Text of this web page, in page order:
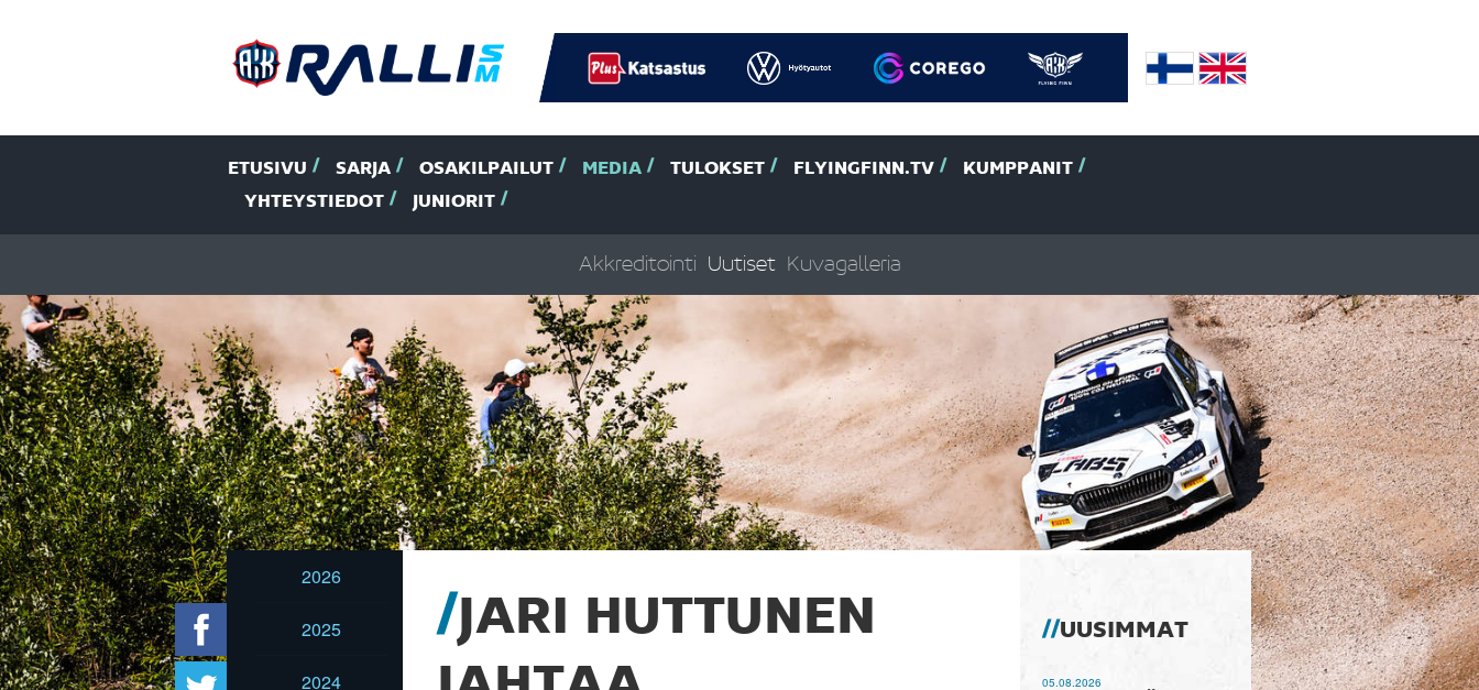
ETUSIVU SARJA OSAKILPAILUT MEDIA TULOKSET FLYINGFINN.TV
KUMPPANIT
YHTEYSTIEDOT
JUNIORIT
Akkreditointi Uutiset Kuvagalleria
2026
2025
2024
JARI HUTTUNEN
UUSIMMAT
05.08.2026